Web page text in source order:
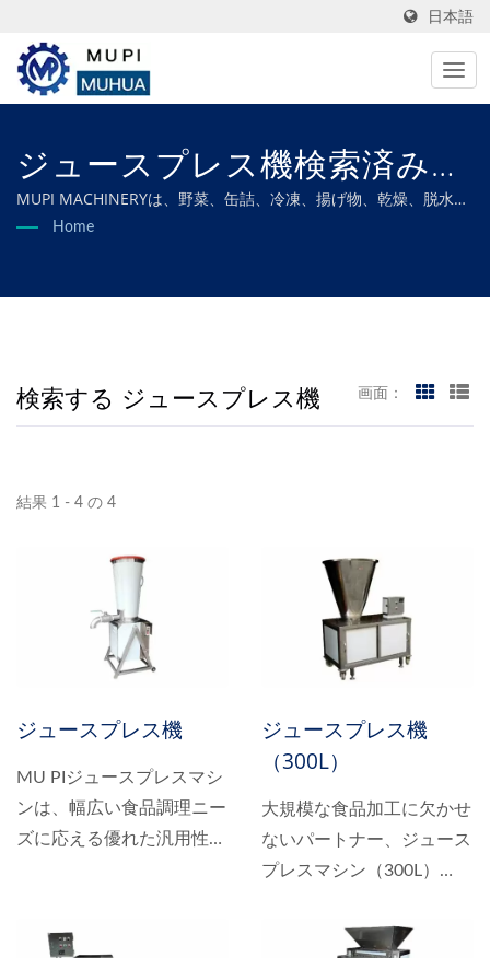
日本語
ジュースプレス機検索済み
|MUPI MACHINERY CO.,
MUPI MACHINERYは、野菜、缶詰、冷凍、揚げ物、乾燥、脱水食
品の加工ニーズすべてを満たすようにカスタマイズされた特注機
Home
検索する ジュースプレス機 画面：
結果 1 - 4 の 4
ジュースプレス機
MU PIジュースプレスマシ
ンは、幅広い食品調理ニー
ズに応える優れた汎用性を
ィートグラスから栄養価の
ジュースプレス機
（300L）
大規模な食品加工に欠かせ
ないパートナー、ジュース
プレスマシン（300L）
料理の旅に出かけましょ